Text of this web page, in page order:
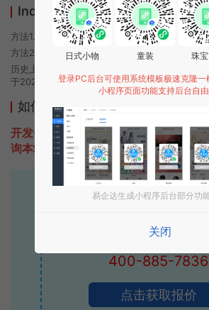
Indosat印尼乐游卡小程序使用方
方法1. 使用微信扫描本页面上方二维码进入
方法2. 在微信中搜索“Indosat印尼乐游卡”即可进
历史上的今时小程序由Indosat印尼乐游卡团队
于2022-07-02 20:10发布
如何开发类似Indosat印尼乐游卡
开发一款类似Indosat印尼乐游卡的小
询本站易企达客服即可为您定制开发，
易企达10年行业沉
立即拨打电话享优惠
400-885-7836
点击获取报价
日式小物 童装 珠
登录PC后台可使用系统模板极速克隆一
小程序页面功能支持后台自
易企达生成小程序后台部分功
关闭